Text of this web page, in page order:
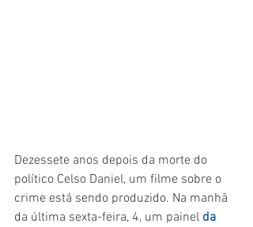
Dezessete anos depois da morte do
político Celso Daniel, um filme sobre o
crime está sendo produzido. Na manhã
da última sexta-feira, 4, um painel da